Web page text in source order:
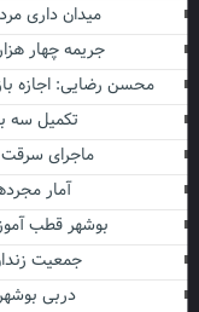
میدان داری
جریمه چهار
محسن رضایی: اجازه
تکمیل سه
ماجرای سرقت
آمار
بوشهر قطب
جمعیت زندان‌های
دربی